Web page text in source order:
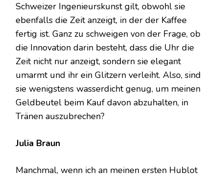
Schweizer Ingenieurskunst gilt, obwohl sie
ebenfalls die Zeit anzeigt, in der der Kaffee
fertig ist. Ganz zu schweigen von der Frage, ob
die Innovation darin besteht, dass die Uhr die
Zeit nicht nur anzeigt, sondern sie elegant
umarmt und ihr ein Glitzern verleiht. Also, sind
sie wenigstens wasserdicht genug, um meinen
Geldbeutel beim Kauf davon abzuhalten, in
Tränen auszubrechen?
Julia Braun
Manchmal, wenn ich an meinen ersten Hublot